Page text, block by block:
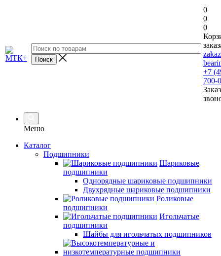
0
0
0
+7
700-
Меню
Каталог
Подшипники
Шариковые
подшипники
Однорядные шариковые подшипники
Двухрядные шариковые подшипники
Роликовые
подшипники
Игольчатые
подшипники
Шайбы для игольчатых подшипников